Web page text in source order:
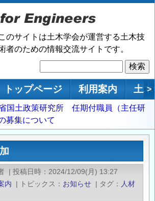
のサイトは土木学会が運営する土木技
者のための情報交流サイトです。
索
ョン
トップページ 利用案内 土 >
国土政策研究所 任期付職員（主任研
募集について
| 投稿日時
2024/12/09(月) 13:27
内 | トピックス お知らせ | タグ
人材